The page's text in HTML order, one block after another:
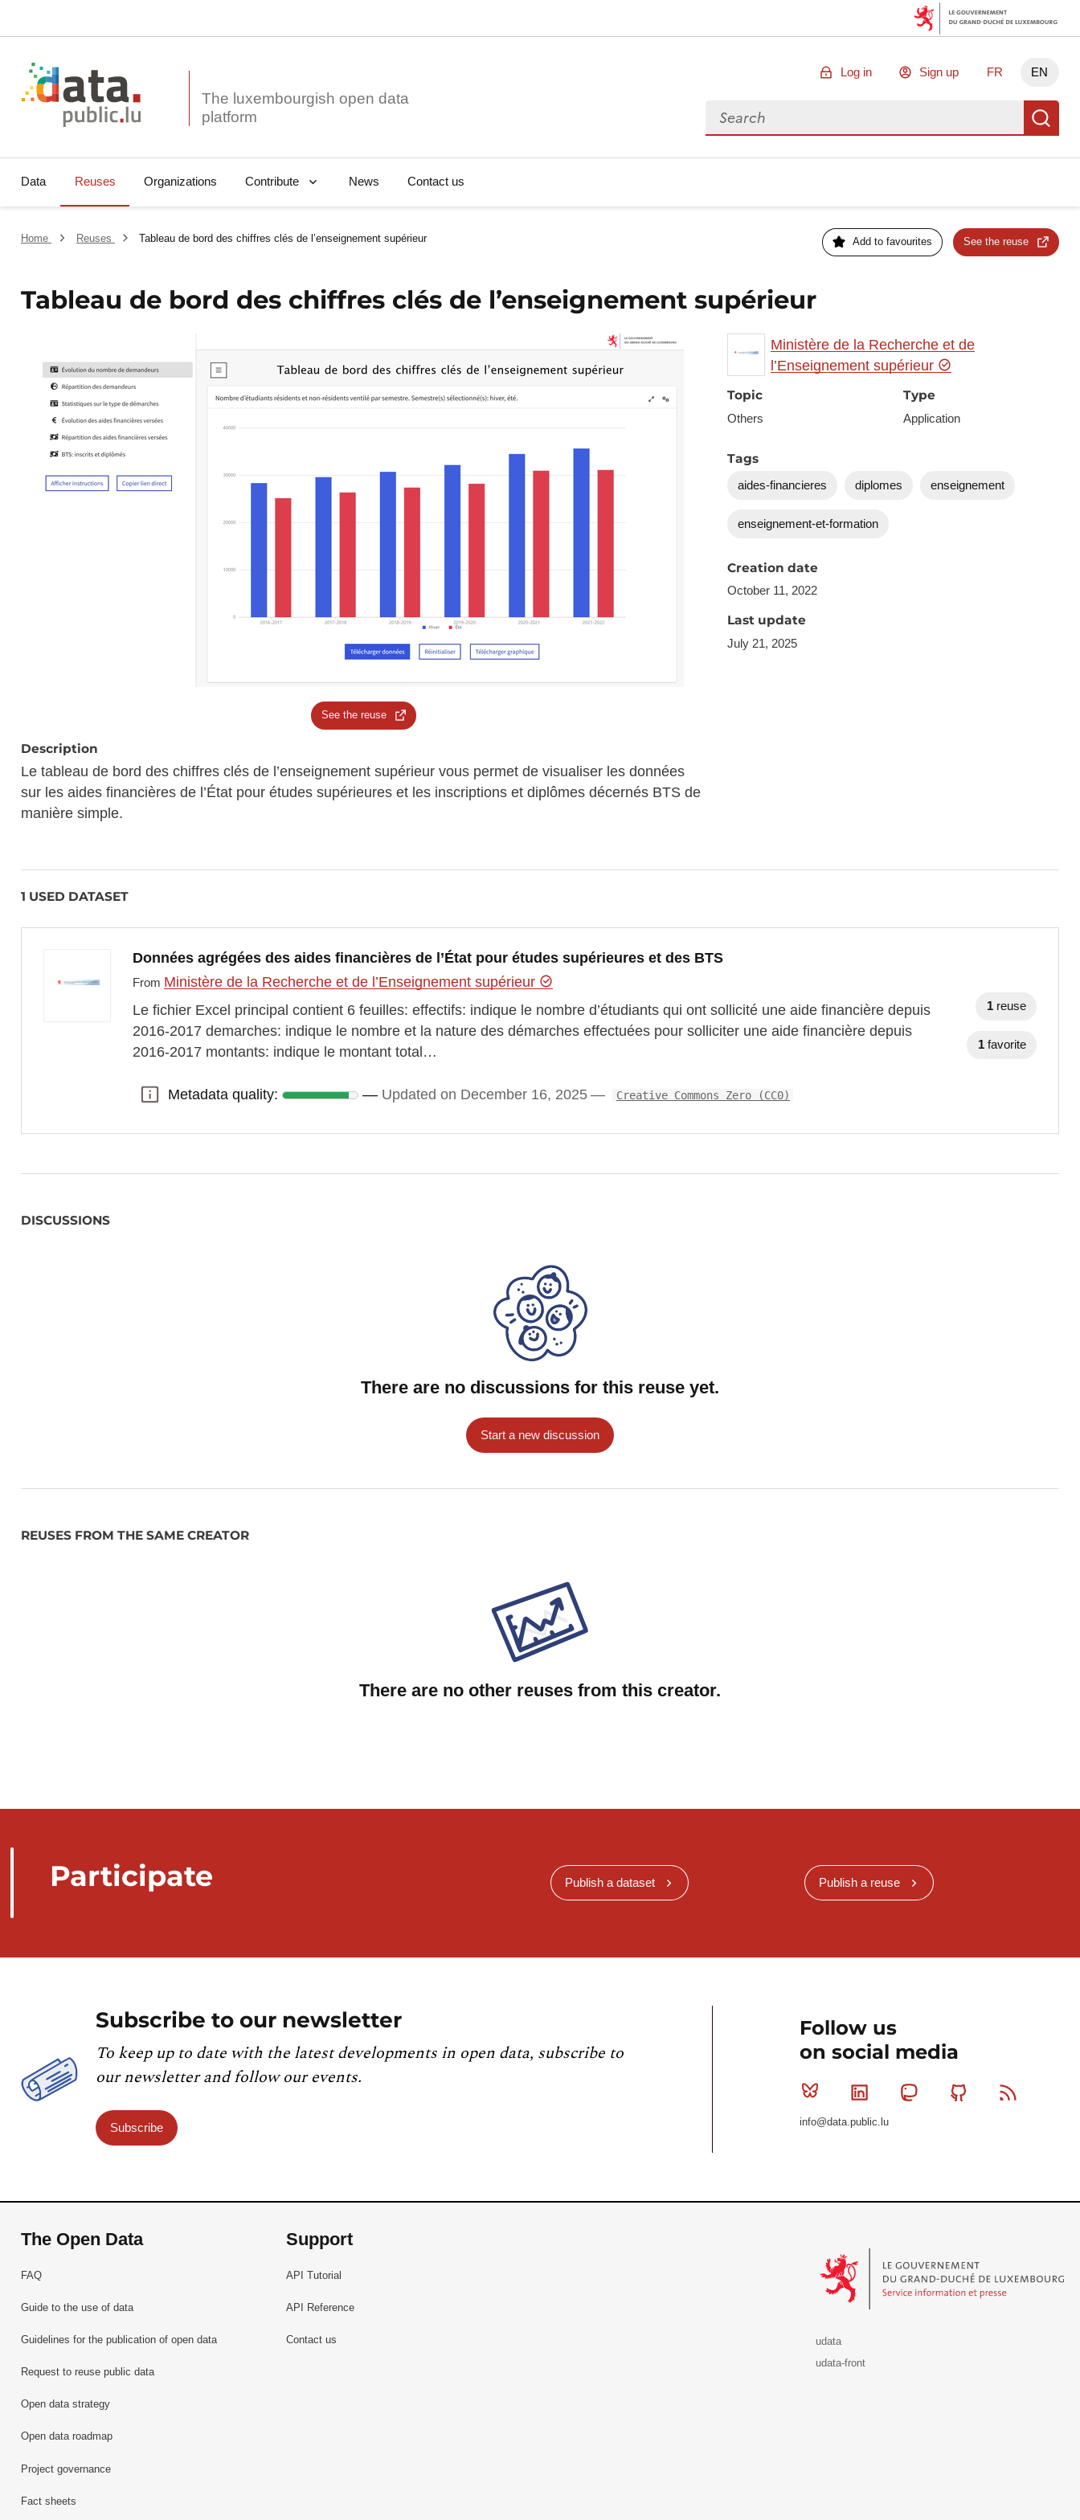
The luxembourgish open data
Log in Sign up FR EN
Search for data
Data Reuses Organizations Contribute News Contact us
Home Reuses Tableau de bord des chiffres clés de l’enseignement supérieur Add to favourites See the reuse
Tableau de bord des chiffres clés de l’enseignement supérieur
See the reuse
Description
Le tableau de bord des chiffres clés de l’enseignement supérieur vous permet de visualiser les données
sur les aides financières de l’État pour études supérieures et les inscriptions et diplômes décernés BTS de
manière simple.
Ministère de la Recherche et de
l’Enseignement supérieur
Topic
Others
Type
Application
Tags
aides-financieres diplomes enseignement
enseignement-et-formation
Creation date
October 11, 2022
Last update
July 21, 2025
1 USED DATASET
Données agrégées des aides financières de l’État pour études supérieures et des BTS
From Ministère de la Recherche et de l’Enseignement supérieur
Le fichier Excel principal contient 6 feuilles: effectifs: indique le nombre d’étudiants qui ont sollicité une aide financière depuis
2016-2017 demarches: indique le nombre et la nature des démarches effectuées pour solliciter une aide financière depuis
2016-2017 montants: indique le montant total…
Metadata quality:
Metadata quality: Updated on December 16, 2025 Creative Commons Zero (CC0)
1 reuse
1 favorite
DISCUSSIONS
There are no discussions for this reuse yet.
Start a new discussion
REUSES FROM THE SAME CREATOR
There are no other reuses from this creator.
Participate Publish a dataset Publish a reuse
Subscribe to our newsletter
To keep up to date with the latest developments in open data, subscribe to
our newsletter and follow our events.
Subscribe
Follow us
on social media
Bluesky Linkedin MastodonGithub
info@data.public.lu
The Open Data
FAQ
Guide to the use of data
Guidelines for the publication of open data
Request to reuse public data
Open data strategy
Open data roadmap
Project governance
Fact sheets
Support
API Tutorial
API Reference
Contact us
udata
udata-front